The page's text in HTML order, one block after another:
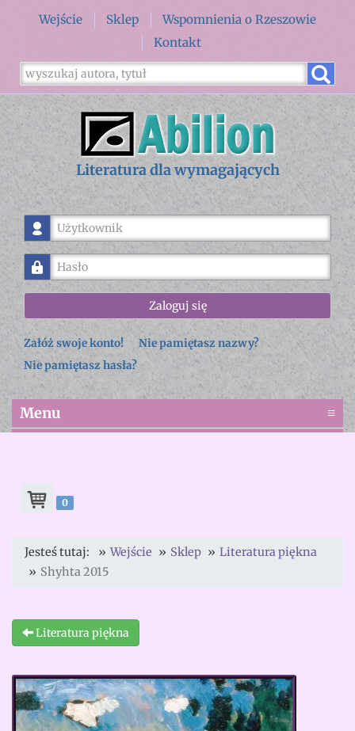
Wejście Sklep
Wspomnienia o Rzeszowie
Kontakt
Literatura dla wymagających
Użytkownik
Hasło
Zaloguj się
Załóż swoje konto!
Nie pamiętasz nazwy?
Nie pamiętasz hasła?
Menu ≡
0
Jesteś tutaj: Wejście Sklep
Literatura piękna
Shyhta 2015
Literatura piękna